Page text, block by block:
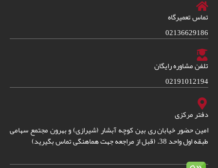
تماس تعمیرگاه
02136629186
تلفن مشاوره رایگان
02191012194
دفتر مرکزی
امین حضور خیابان ری بین کوچه آبشار (شیرازی) و بهرون مجتمع سهامی
طبقه اول واحد 38. (قبل از مراجعه جهت هماهنگی تماس بگیرید)